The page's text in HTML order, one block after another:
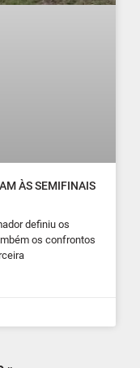
ÀS SEMIFINAIS
definiu os
os confrontos